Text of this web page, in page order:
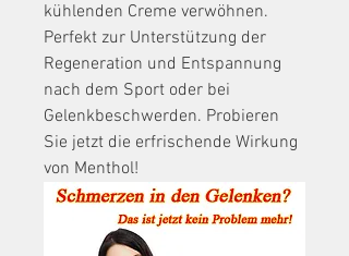
kühlenden Creme verwöhnen.
Perfekt zur Unterstützung der
Regeneration und Entspannung
nach dem Sport oder bei
Gelenkbeschwerden. Probieren
Sie jetzt die erfrischende Wirkung
von Menthol!